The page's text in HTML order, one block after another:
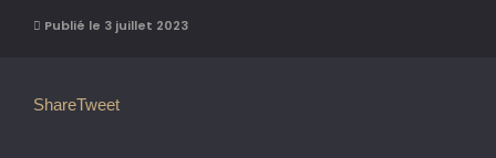
Publié le 3 juillet 2023
ShareTweet